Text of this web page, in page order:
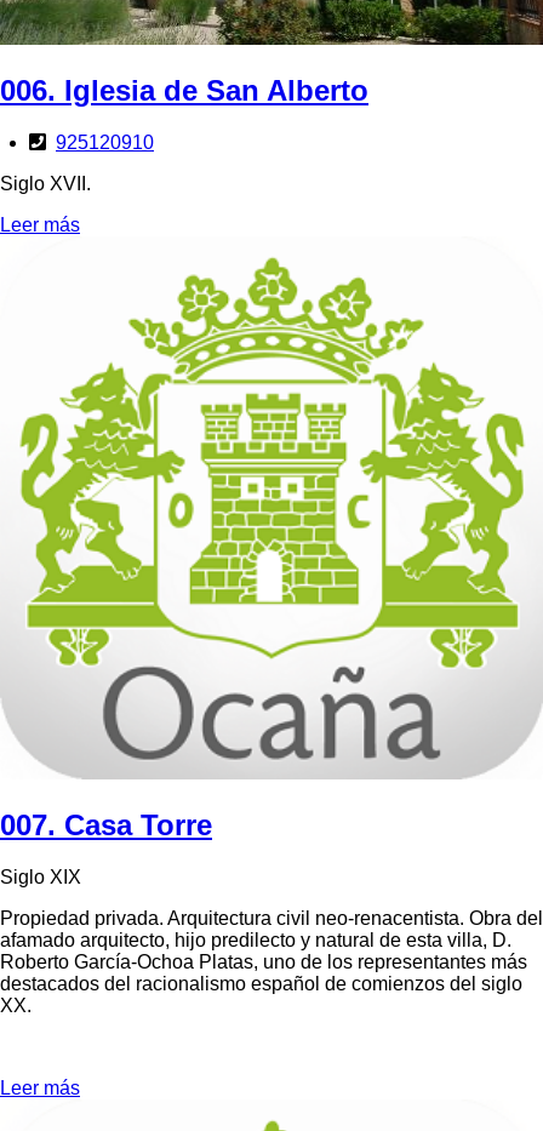
006. Iglesia de San Alberto
925120910
Siglo XVII.
Leer más
007. Casa Torre
Siglo XIX
Propiedad privada. Arquitectura civil neo-renacentista. Obra del
afamado arquitecto, hijo predilecto y natural de esta villa, D.
Roberto García-Ochoa Platas, uno de los representantes más
destacados del racionalismo español de comienzos del siglo
XX.
Leer más